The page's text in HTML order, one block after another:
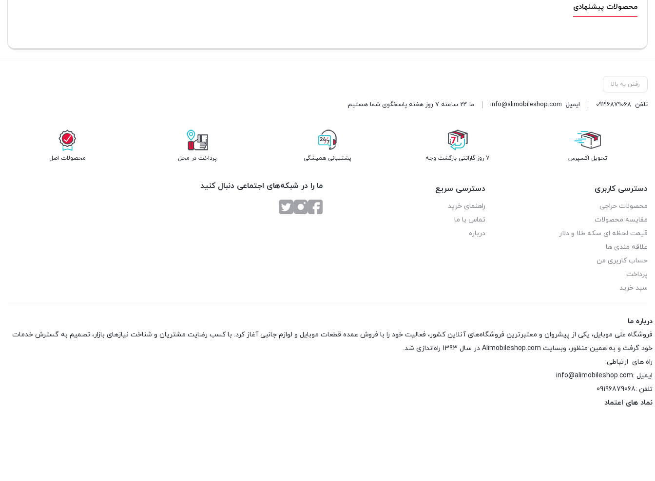
محصولات پیشنهادی
رفتن به بالا
تلفن 09196879068 ایمیل info@alimobileshop.com ما 24 ساعته 7 روز هفته پاسخگوی شما هستیم
تحویل اکسپرس 7 روز گارانتی بازگشت وجه پشتیبانی همیشگی پرداخت در محل محصولات اصل
دسترسی کاربری
محصولات حراجی
مقایسه محصولات
قیمت لحظه ای سکه طلا و دلار
علاقه مندی ها
حساب کاربری من
پرداخت
سبد خرید
دسترسی سریع
راهنمای خرید
تماس با ما
درباره
ما را در شبکه‌های اجتماعی دنبال کنید
درباره ما
فروشگاه علی موبایل، یکی از پیشروان و معتبرترین فروشگاه‌های آنلاین کشور، فعالیت خود را با فروش عمده قطعات موبایل و لوازم جانبی آغاز کرد. با کسب رضایت مشتریان و شناخت نیازهای بازار، تصمیم به گسترش خدمات
خود گرفت و به همین منظور، وبسایت Alimobileshop.com در سال 1393 راه‌اندازی شد.
راه های ارتباطی:
ایمیل :info@alimobileshop.com
تلفن :09196879068
نماد های اعتماد